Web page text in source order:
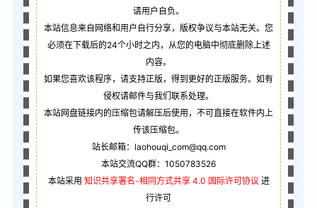
请用户自负。
本站信息来自网络和用户自行分享，版权争议与本站无关。您
必须在下载后的24个小时之内，从您的电脑中彻底删除上述
内容。
如果您喜欢该程序，请支持正版，得到更好的正版服务。如有
侵权请邮件与我们联系处理。
本站网盘链接内的压缩包请解压后使用，不可直接在软件内上
传该压缩包。
站长邮箱：laohouqi_com@qq.com
本站交流QQ群：1050783526
本站采用 知识共享署名-相同方式共享 4.0 国际许可协议 进
行许可